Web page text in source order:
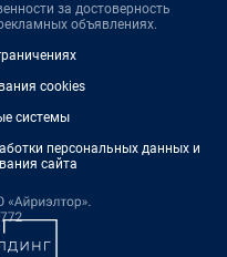
за достоверность
объявлениях.
cookies
системы
персональных данных и
сайта